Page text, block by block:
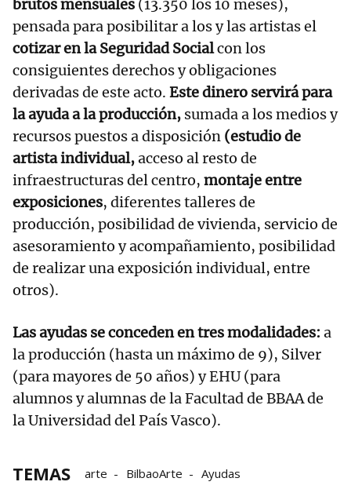
brutos mensuales (13.350 los 10 meses),
pensada para posibilitar a los y las artistas el
cotizar en la Seguridad Socialcon los
consiguientes derechos y obligaciones
derivadas de este acto. Este dinero servirá para
la ayuda a la producción, sumada a los medios y
recursos puestos a disposición (estudio de
artista individual,acceso al resto de
infraestructuras del centro, montaje entre
exposiciones, diferentes talleres de
producción, posibilidad de vivienda, servicio de
asesoramiento y acompañamiento, posibilidad
de realizar una exposición individual, entre
otros).
Las ayudas se conceden en tres modalidades: a
la producción (hasta un máximo de 9), Silver
(para mayores de 50 años) y EHU (para
alumnos y alumnas de la Facultad de BBAA de
la Universidad del País Vasco).
TEMAS arte BilbaoArte Ayudas